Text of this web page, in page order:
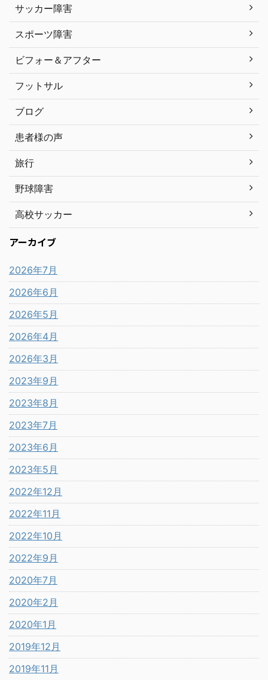
サッカー障害
スポーツ障害
ビフォー＆アフター
フットサル
ブログ
患者様の声
旅行
野球障害
高校サッカー
アーカイブ
2026年7月
2026年6月
2026年5月
2026年4月
2026年3月
2023年9月
2023年8月
2023年7月
2023年6月
2023年5月
2022年12月
2022年11月
2022年10月
2022年9月
2020年7月
2020年2月
2020年1月
2019年12月
2019年11月